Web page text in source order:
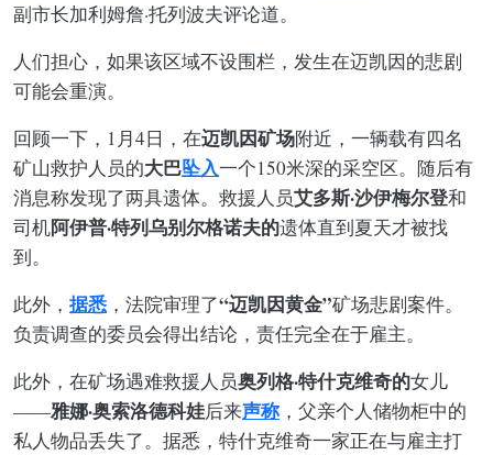
副市长加利姆詹·托列波夫评论道。
人们担心，如果该区域不设围栏，发生在迈凯因的悲剧
可能会重演。
回顾一下，1月4日，在迈凯因矿场附近，一辆载有四名
矿山救护人员的大巴坠入一个150米深的采空区。随后有
消息称发现了两具遗体。救援人员艾多斯·沙伊梅尔登和
司机阿伊普·特列乌别尔格诺夫的遗体直到夏天才被找
到。
此外， 据悉 ，法院审理了“迈凯因黄金”矿场悲剧案件。
负责调查的委员会得出结论，责任完全在于雇主。
此外，在矿场遇难救援人员奥列格·特什克维奇的女儿
——雅娜·奥索洛德科娃后来声称 ，父亲个人储物柜中的
私人物品丢失了。据悉，特什克维奇一家正在与雇主打